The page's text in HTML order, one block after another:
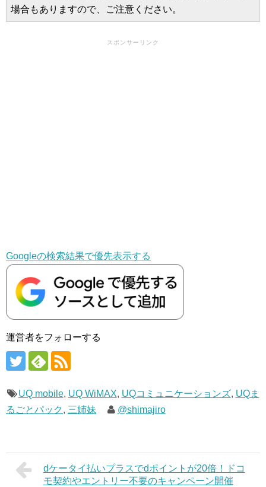
場合もありますので、ご注意ください。
スポンサーリンク
Googleの検索結果で優先表示する
運営者をフォローする
UQ mobile, UQ WiMAX, UQコミュニケーションズ, UQま
るごとパック , 三姉妹 @shimajiro
dケータイ払いプラスでdポイントが20倍！ドコ
モ契約やエントリー不要のキャンペーン開催